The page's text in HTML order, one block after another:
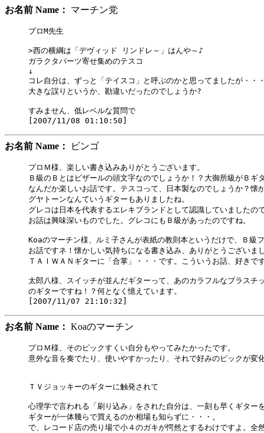
お名前 Name： マーチン党
プロM先生
>西の横綱は「デヴィッド リンドレ～」はんや～♪
ガラクタパーツ寄せ集めのテスコ
↓
コレ自分は、ずっと「テイスコ」と呼ぶのかと思ってましたが・・
大きな誤りというか、勘違いだったのでしょうか?
すみません、低レベルな質問で
お名前 Name： ビンゴ
プロＭ様、楽しい書き込みありがとうございます。
Ｂ級のＢとはビザールの頭文字なのでしょうか！？大御所級がＢギ
なんだか楽しいお話です。テスコって、日本製なのでしょうか？懐
グヤトーンなんていうギターもありましたね。
グレコは日本を代表するエレキブランドとして認識していましたの
お話は興味深いものでした。グレコにもＢ級があったのですね。
Koaのマーチン様、ルミ子さんが表紙の教則本というだけで、Ｂ級
お話ですネ！懐かしい気持ちになる書き込み、ありがとうございま
ＴＡＩＷＡＮギターに「合掌」・・・です。こういうお話、好きで
太郎八様、スイッチが並んだギターって、あのカラフルなブラスチ
のギターですね！？何となく憶えています。
お名前 Name： Koaのマーチン
プロＭ様、そのピックすくい自分もやってみたかったです。
意外な音を奏でたり、使いやすかったり、それで好みのピックが
ＴＶジョッキーのギターに触発されて
心理学で言われる「刷り込み」をされた自分は、一刻も早くギタ
ギターが一体幾らで買えるのか相場も知らずに・・・。
で、レコード店の売り場で小４のガキが愕然とするわけですよ。全